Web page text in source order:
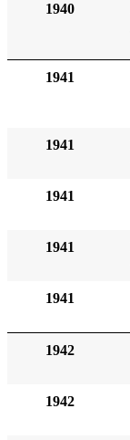
1940
1941
1941
1941
1941
1941
1942
1942